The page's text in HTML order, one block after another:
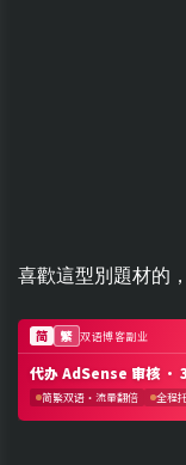
喜歡這型別題材的